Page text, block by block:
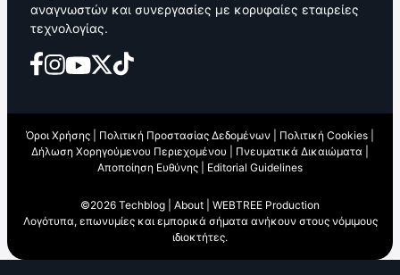
αναγνωστών και συνεργασίες με κορυφαίες εταιρείες
τεχνολογίας.
Όροι Χρήσης Πολιτική Προστασίας Δεδομένων Πολιτική Cookies
Δήλωση Χορηγούμενου Περιεχομένου
Πνευματικά Δικαιώματα
Αποποίηση Ευθύνης
Editorial Guidelines
©2026 Techblog | About
WEBTREE Production
Λογότυπα, επωνυμίες και εμπορικά σήματα ανήκουν στους νόμιμους
ιδιοκτήτες.